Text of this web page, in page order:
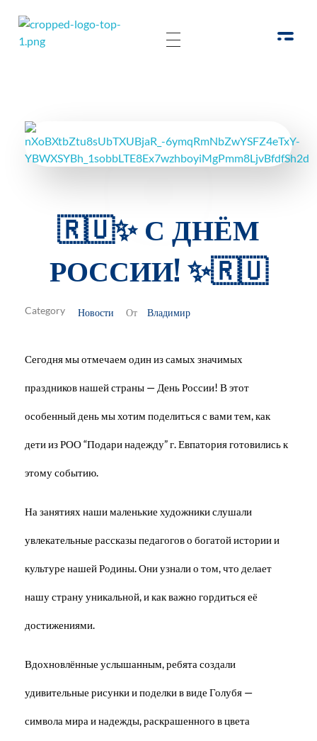
🇷🇺✨ С ДНЁМ
РОССИИ! ✨🇷🇺
От Владимир
Новости
Сегодня мы отмечаем один из самых значимых
праздников нашей страны — День России! В этот
особенный день мы хотим поделиться с вами тем, как
дети из РОО “Подари надежду” г. Евпатория готовились к
этому событию.
На занятиях наши маленькие художники слушали
увлекательные рассказы педагогов о богатой истории и
культуре нашей Родины. Они узнали о том, что делает
нашу страну уникальной, и как важно гордиться её
достижениями.
Вдохновлённые услышанным, ребята создали
удивительные рисунки и поделки в виде Голубя —
символа мира и надежды, раскрашенного в цвета